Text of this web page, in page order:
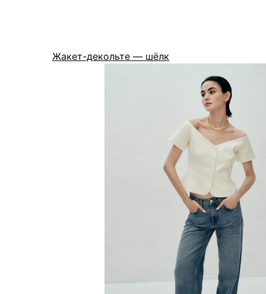
Жакет-декольте — шёлк